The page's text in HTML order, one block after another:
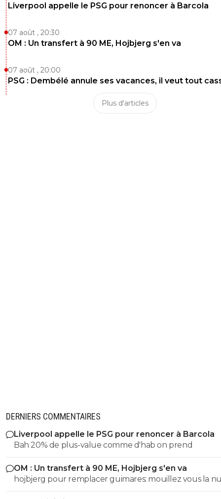
Liverpool appelle le PSG pour renoncer à Barcola
07 août , 20:30
OM : Un transfert à 90 ME, Hojbjerg s'en va
07 août , 20:00
PSG : Dembélé annule ses vacances, il veut tout
Plus d'articles
DERNIERS COMMENTAIRES
Liverpool appelle le PSG pour renoncer à Barcola
Bah 20% de plus-value comme d'hab on prend
OM : Un transfert à 90 ME, Hojbjerg s'en va
hojbjerg pour remplacer guimares: mouillez vous la
avant quand même